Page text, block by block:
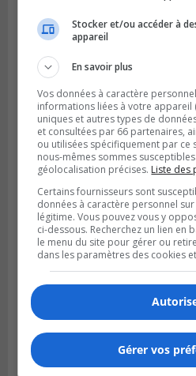
Publié le 6 août 2026 à 11h58
Des jeunes ciblent la
Publié le 6 août 2026 à 05h39
La grenade du
inoffensive
Stocker et/ou accéder à
appareil
En savoir plus
Vos données à caractère
informations liées à votre appareil
uniques et autres types de
et consultées par 66 partenaires,
ou utilisées spécifiquement par ce
nous-mêmes sommes
géolocalisation précises. Liste des
Certains fournisseurs sont
données à caractère personnel
légitime. Vous pouvez vous y
ci-dessous. Recherchez un lien en
le menu du site pour gérer ou
dans les paramètres des cookies
Gérer vos